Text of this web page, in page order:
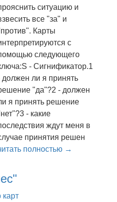
ситуацию и
все "за" и
Карты
с
следующего
- Сигнификатор.1
должен ли я принять
"да"?2 - должен
я принять решение
- какие
ждут меня в
принятия решен
полностью →
карт